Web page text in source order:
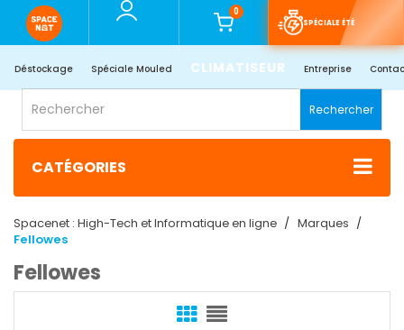
0
SPÉCIALE ÉTÉ
Déstockage Spéciale Mouled CLIMATISEUR Entreprise
Rechercher
CATÉGORIES
Spacenet : High-Tech et Informatique en ligne
Marques
Fellowes
Fellowes